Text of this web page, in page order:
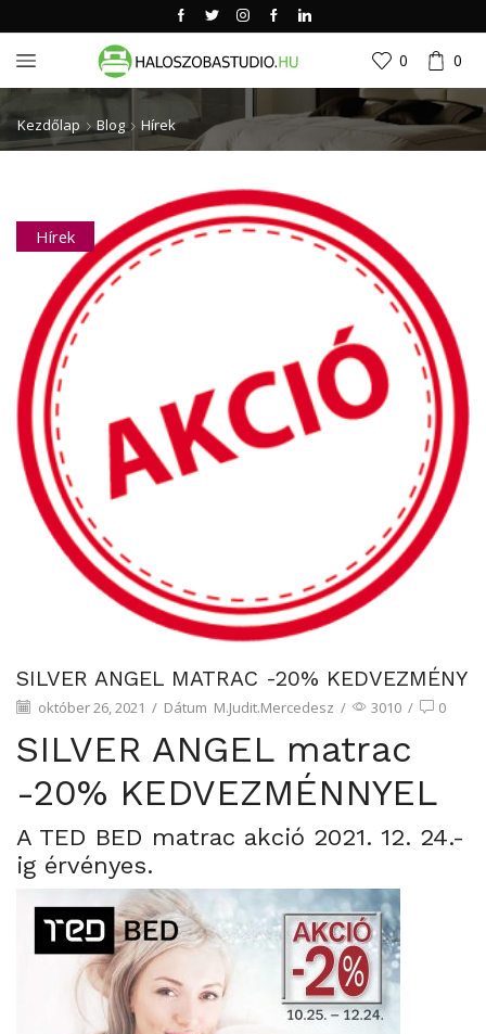
0 0
Kezdőlap Blog Hírek
Hírek
SILVER ANGEL MATRAC -20% KEDVEZMÉNY
október 26, 2021 / Dátum M.Judit.Mercedesz / 3010 / 0
SILVER ANGEL matrac
-20% KEDVEZMÉNNYEL
A TED BED matrac akció 2021. 12. 24.-
ig érvényes.